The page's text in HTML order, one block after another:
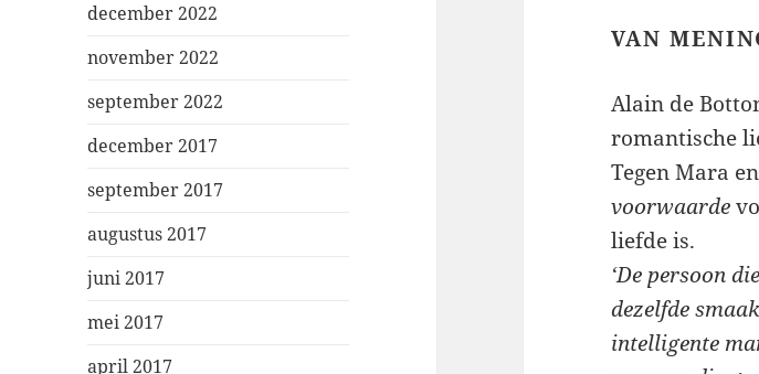
december 2022
november 2022
september 2022
december 2017
september 2017
augustus 2017
juni 2017
mei 2017
april 2017
VAN
Alain de
romantische
Tegen Mara
voorwaarde
liefde is.
‘De persoon
dezelfde
intelligente